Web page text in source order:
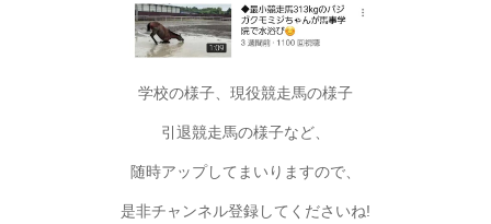
学校の様子、現役競走馬の様子
引退競走馬の様子など、
随時アップしてまいりますので、
是非チャンネル登録してくださいね!